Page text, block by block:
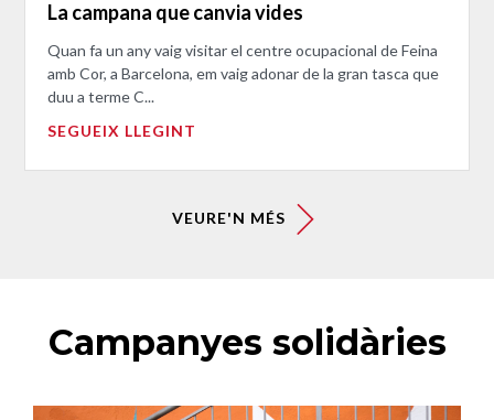
La campana que canvia vides
Quan fa un any vaig visitar el centre ocupacional de Feina
amb Cor, a Barcelona, em vaig adonar de la gran tasca que
duu a terme C...
SEGUEIX LLEGINT
VEURE'N MÉS
Campanyes solidàries